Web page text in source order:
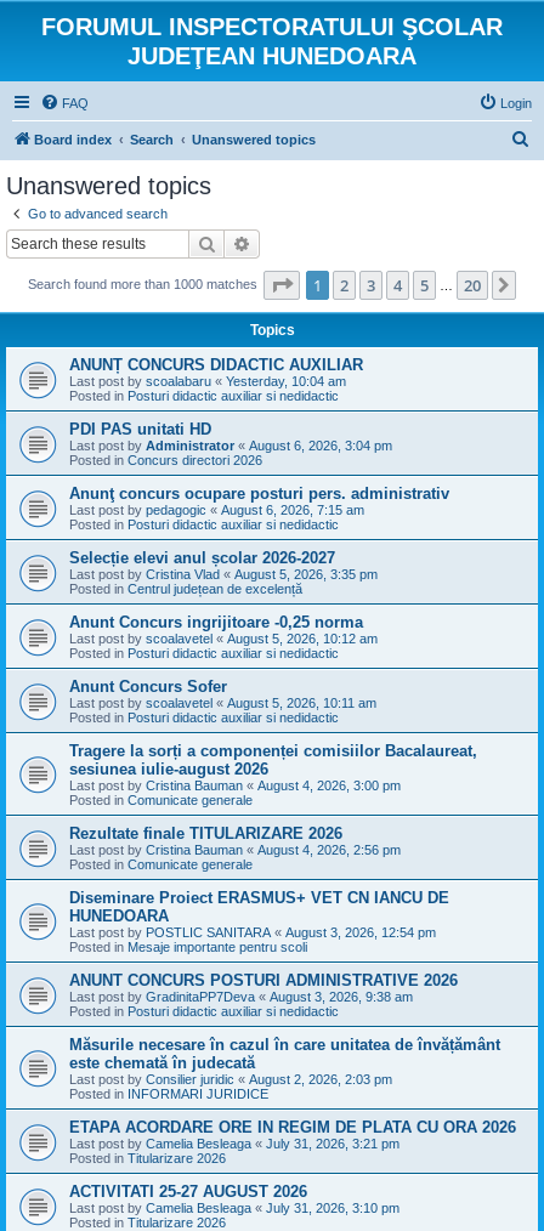
FORUMUL INSPECTORATULUI ŞCOLAR
JUDEŢEAN HUNEDOARA
FAQ Login
Board index Search Unanswered topics
Unanswered topics
Go to advanced search
Search
Search found more than 1000 matches Page 1of 20
1 2 3 4 5 20
Topics
ANUNȚ CONCURS DIDACTIC AUXILIAR
Last post by scoalabaru « Yesterday, 10:04 am
Posted in Posturi didactic auxiliar si nedidactic
PDI PAS unitati HD
Last post by Administrator « August 6, 2026, 3:04 pm
Posted in Concurs directori 2026
Anunţ concurs ocupare posturi pers. administrativ
Last post by pedagogic « August 6, 2026, 7:15 am
Posted in Posturi didactic auxiliar si nedidactic
Selecție elevi anul școlar 2026-2027
Last post by Cristina Vlad « August 5, 2026, 3:35 pm
Posted in Centrul județean de excelență
Anunt Concurs ingrijitoare -0,25 norma
Last post by scoalavetel « August 5, 2026, 10:12 am
Posted in Posturi didactic auxiliar si nedidactic
Anunt Concurs Sofer
Last post by scoalavetel « August 5, 2026, 10:11 am
Posted in Posturi didactic auxiliar si nedidactic
Tragere la sorți a componenței comisiilor Bacalaureat,
sesiunea iulie-august 2026
Last post by Cristina Bauman « August 4, 2026, 3:00 pm
Posted in Comunicate generale
Rezultate finale TITULARIZARE 2026
Last post by Cristina Bauman « August 4, 2026, 2:56 pm
Posted in Comunicate generale
Diseminare Proiect ERASMUS+ VET CN IANCU DE
HUNEDOARA
Last post by POSTLIC SANITARA « August 3, 2026, 12:54 pm
Posted in Mesaje importante pentru scoli
ANUNT CONCURS POSTURI ADMINISTRATIVE 2026
Last post by GradinitaPP7Deva « August 3, 2026, 9:38 am
Posted in Posturi didactic auxiliar si nedidactic
Măsurile necesare în cazul în care unitatea de învățământ
este chemată în judecată
Last post by Consilier juridic « August 2, 2026, 2:03 pm
Posted in INFORMARI JURIDICE
ETAPA ACORDARE ORE IN REGIM DE PLATA CU ORA 2026
Last post by Camelia Besleaga « July 31, 2026, 3:21 pm
Posted in Titularizare 2026
ACTIVITATI 25-27 AUGUST 2026
Last post by Camelia Besleaga « July 31, 2026, 3:10 pm
Posted in Titularizare 2026